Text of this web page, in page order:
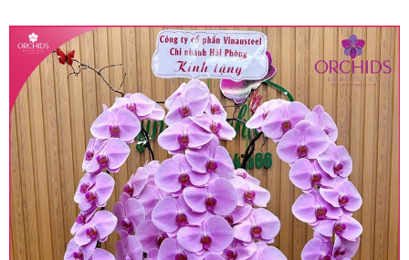
• Giá trên được miễn ship giao trong nội thành,
miễn phí in thiệp - banner theo yêu cầu khách
hàng.
• Beautiful Orchids liên kết với các cửa hàng
trên toàn quốc để phục vụ giao hoa tận nơi, mỗi
khu vực sẽ có mức giá khác nhau (tùy vào chi
phí mặt bằng, nguyên vật liệu,..) nên giá có thể sẽ
thay đổi so với giá niêm yết trên website. Khách
hàng ở Tỉnh thành khác vui lòng chủ động hỏi lại
giá trước khi đặt hàng, shop sẽ chủ động báo giá
chính xác khi có địa chỉ giao hàng cụ thể.